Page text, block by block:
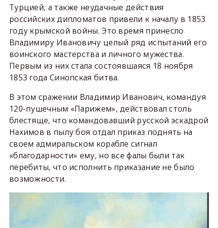
Турцией, а также неудачные действия
российских дипломатов привели к началу в 1853
году крымской войны. Это время принесло
Владимиру Ивановичу целый ряд испытаний его
воинского мастерства и личного мужества.
Первым из них стала состоявшаяся 18 ноября
1853 года Синопская битва.
В этом сражении Владимир Иванович, командуя
120-пушечным «Парижем», действовал столь
блестяще, что командовавший русской эскадрой
Нахимов в пылу боя отдал приказ поднять на
своем адмиральском корабле сигнал
«благодарности» ему, но все фалы были так
перебиты, что исполнить приказание не было
возможности.